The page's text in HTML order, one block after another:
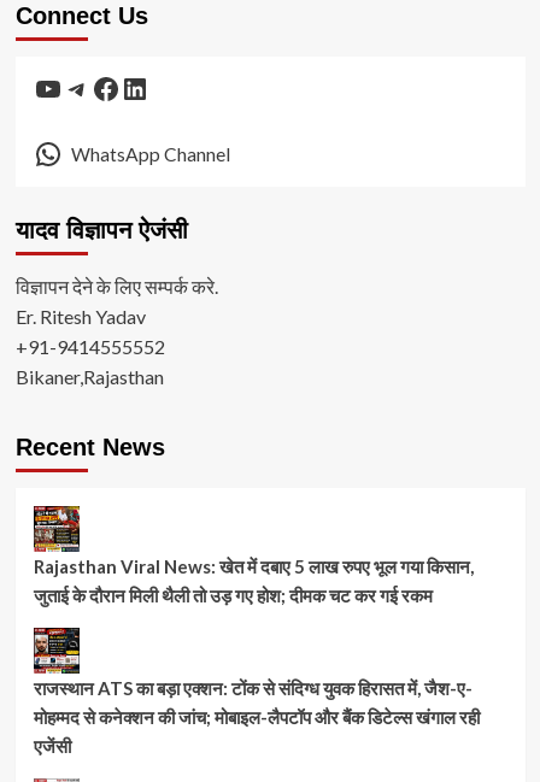
Connect Us
YouTube
Telegram
Facebook
LinkedIn
WhatsApp Channel
यादव विज्ञापन ऐजंसी
विज्ञापन देने के लिए सम्पर्क करे.
Er. Ritesh Yadav
+91-9414555552
Bikaner,Rajasthan
Recent News
Rajasthan Viral News: खेत में दबाए 5 लाख रुपए भूल गया किसान,
जुताई के दौरान मिली थैली तो उड़ गए होश; दीमक चट कर गई रकम
राजस्थान ATS का बड़ा एक्शन: टोंक से संदिग्ध युवक हिरासत में, जैश-ए-
मोहम्मद से कनेक्शन की जांच; मोबाइल-लैपटॉप और बैंक डिटेल्स खंगाल रही
एजेंसी